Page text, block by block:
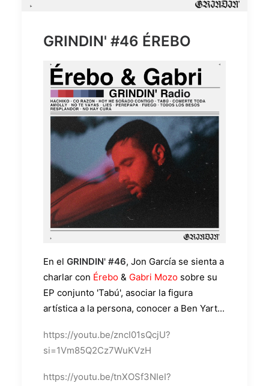
GRINDIN' #46 ÉREBO
En el GRINDIN' #46, Jon García se sienta a
charlar con Érebo & Gabri Mozo sobre su
EP conjunto 'Tabú', asociar la figura
artística a la persona, conocer a Ben Yart...
https://youtu.be/zncI01sQcjU?
si=1Vm85Q2Cz7WuKVzH
https://youtu.be/tnXOSf3NIeI?